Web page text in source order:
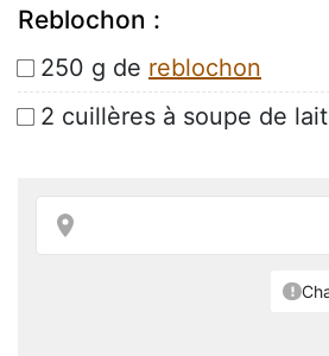
Reblochon :
250 g de reblochon
2 cuillères à soupe de lait